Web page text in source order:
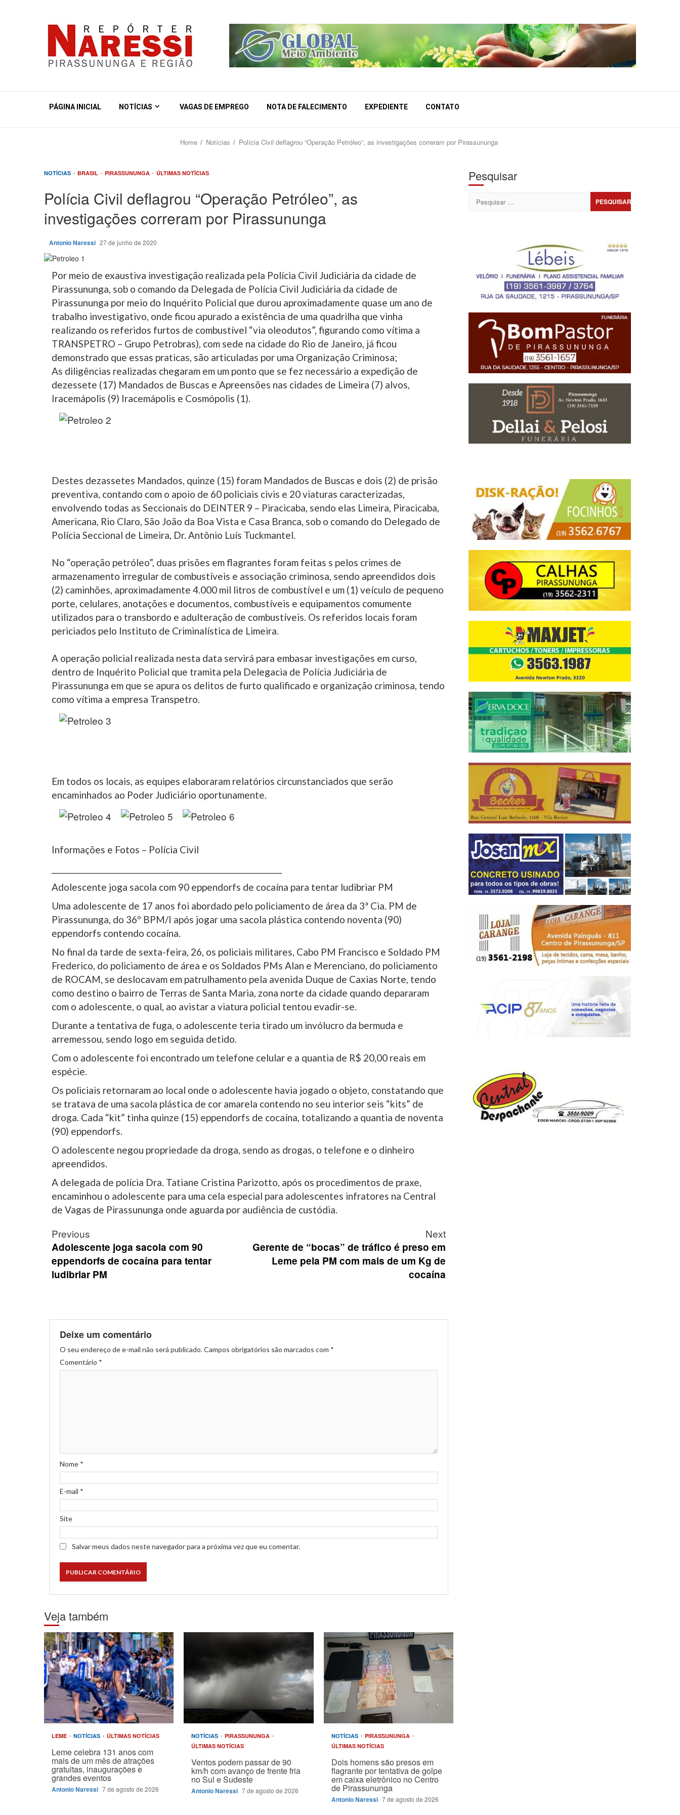
PÁGINA INICIAL NOTÍCIAS VAGAS DE EMPREGO NOTA DE FALECIMENTO EXPEDIENTE CONTATO
Home Notícias Polícia Civil deflagrou “Operação Petróleo”, as investigações correram por Pirassununga
NOTÍCIAS BRASIL PIRASSUNUNGA ÚLTIMAS NOTÍCIAS
Polícia Civil deflagrou “Operação Petróleo”, as
investigações correram por Pirassununga
Antonio Naressi 27 de junho de 2020
Por meio de exaustiva investigação realizada pela Polícia Civil Judiciária da cidade de
Pirassununga, sob o comando da Delegada de Polícia Civil Judiciária da cidade de
Pirassununga por meio do Inquérito Policial que durou aproximadamente quase um ano de
trabalho investigativo, onde ficou apurado a existência de uma quadrilha que vinha
realizando os referidos furtos de combustível “via oleodutos”, figurando como vítima a
TRANSPETRO – Grupo Petrobras), com sede na cidade do Rio de Janeiro, já ficou
demonstrado que essas praticas, são articuladas por uma Organização Criminosa;
As diligências realizadas chegaram em um ponto que se fez necessário a expedição de
dezessete (17) Mandados de Buscas e Apreensões nas cidades de Limeira (7) alvos,
Iracemápolis (9) Iracemápolis e Cosmópolis (1).
Destes dezassetes Mandados, quinze (15) foram Mandados de Buscas e dois (2) de prisão
preventiva, contando com o apoio de 60 policiais civis e 20 viaturas caracterizadas,
envolvendo todas as Seccionais do DEINTER 9 – Piracicaba, sendo elas Limeira, Piracicaba,
Americana, Rio Claro, São João da Boa Vista e Casa Branca, sob o comando do Delegado de
Polícia Seccional de Limeira, Dr. Antônio Luís Tuckmantel.
No “operação petróleo”, duas prisões em flagrantes foram feitas s pelos crimes de
armazenamento irregular de combustíveis e associação criminosa, sendo apreendidos dois
(2) caminhões, aproximadamente 4.000 mil litros de combustível e um (1) veículo de pequeno
porte, celulares, anotações e documentos, combustíveis e equipamentos comumente
utilizados para o transbordo e adulteração de combustíveis. Os referidos locais foram
periciados pelo Instituto de Criminalística de Limeira.
A operação policial realizada nesta data servirá para embasar investigações em curso,
dentro de Inquérito Policial que tramita pela Delegacia de Polícia Judiciária de
Pirassununga em que se apura os delitos de furto qualificado e organização criminosa, tendo
como vítima a empresa Transpetro.
Em todos os locais, as equipes elaboraram relatórios circunstanciados que serão
encaminhados ao Poder Judiciário oportunamente.
Informações e Fotos – Polícia Civil
Adolescente joga sacola com 90 eppendorfs de cocaína para tentar ludibriar PM
Uma adolescente de 17 anos foi abordado pelo policiamento de área da 3ª Cia. PM de
Pirassununga, do 36º BPM/I após jogar uma sacola plástica contendo noventa (90)
eppendorfs contendo cocaína.
No final da tarde de sexta-feira, 26, os policiais militares, Cabo PM Francisco e Soldado PM
Frederico, do policiamento de área e os Soldados PMs Alan e Merenciano, do policiamento
de ROCAM, se deslocavam em patrulhamento pela avenida Duque de Caxias Norte, tendo
como destino o bairro de Terras de Santa Maria, zona norte da cidade quando depararam
com o adolescente, o qual, ao avistar a viatura policial tentou evadir-se.
Durante a tentativa de fuga, o adolescente teria tirado um invólucro da bermuda e
arremessou, sendo logo em seguida detido.
Com o adolescente foi encontrado um telefone celular e a quantia de R$ 20,00 reais em
espécie.
Os policiais retornaram ao local onde o adolescente havia jogado o objeto, constatando que
se tratava de uma sacola plástica de cor amarela contendo no seu interior seis “kits” de
droga. Cada “kit” tinha quinze (15) eppendorfs de cocaína, totalizando a quantia de noventa
(90) eppendorfs.
O adolescente negou propriedade da droga, sendo as drogas, o telefone e o dinheiro
apreendidos.
A delegada de polícia Dra. Tatiane Cristina Parizotto, após os procedimentos de praxe,
encaminhou o adolescente para uma cela especial para adolescentes infratores na Central
de Vagas de Pirassununga onde aguarda por audiência de custódia.
Post
navigation
Previous
Adolescente joga sacola com 90
eppendorfs de cocaína para tentar
ludibriar PM
Next
Gerente de “bocas” de tráfico é preso em
Leme pela PM com mais de um Kg de
cocaína
Deixe um comentário
O seu endereço de e-mail não será publicado.Campos obrigatórios são marcados com *
Comentário *
Nome *
E-mail *
Site
Salvar meus dados neste navegador para a próxima vez que eu comentar.
Veja também
LEME NOTÍCIAS ÚLTIMAS NOTÍCIAS
Leme celebra 131 anos com
mais de um mês de atrações
gratuitas, inaugurações e
grandes eventos
Antonio Naressi 7 de agosto de 2026
NOTÍCIAS
PIRASSUNUNGA
ÚLTIMAS NOTÍCIAS
Ventos podem passar de 90
km/h com avanço de frente fria
no Sul e Sudeste
Antonio Naressi 7 de agosto de 2026
NOTÍCIAS
PIRASSUNUNGA
ÚLTIMAS NOTÍCIAS
Dois homens são presos em
flagrante por tentativa de golpe
em caixa eletrônico no Centro
de Pirassununga
Antonio Naressi 7 de agosto de 2026
Pesquisar
Pesquisar